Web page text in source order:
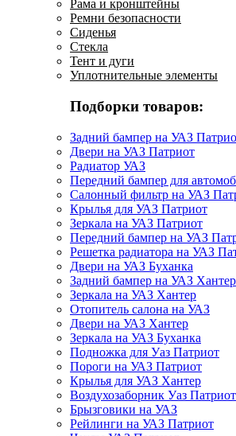
Рама и кронштейны
Ремни безопасности
Сиденья
Стекла
Тент и дуги
Уплотнительные элементы
Подборки товаров:
Задний бампер на УАЗ
Двери на УАЗ Патриот
Радиатор УАЗ
Передний бампер для
Салонный фильтр на УАЗ
Крылья для УАЗ Патриот
Зеркала на УАЗ Патриот
Передний бампер на УАЗ
Решетка радиатора на УАЗ
Двери на УАЗ Буханка
Задний бампер на УАЗ Хантер
Зеркала на УАЗ Хантер
Отопитель салона на УАЗ
Двери на УАЗ Хантер
Зеркала на УАЗ Буханка
Подножка для Уаз Патриот
Пороги на УАЗ Патриот
Крылья для УАЗ Хантер
Воздухозаборник Уаз
Брызговики на УАЗ
Рейлинги на УАЗ Патриот